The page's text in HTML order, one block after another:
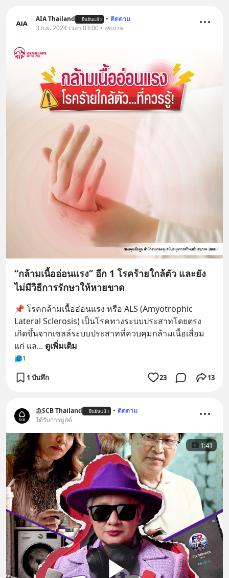
AIA Thailand ยืนยันแล้ว • ติดตาม
3 ก.ย. 2024 เวลา 03:00 • สุขภาพ
“กล้ามเนื้ออ่อนแรง” อีก 1 โรคร้ายใกล้ตัว และยัง
ไม่มีวิธีการรักษาให้หายขาด
📌 โรคกล้ามเนื้ออ่อนแรง หรือ ALS (Amyotrophic
Lateral Sclerosis) เป็นโรคทางระบบประสาทโดยตรง
เกิดขึ้นจากเซลล์ระบบประสาทที่ควบคุมกล้ามเนื้อเสื่อม
แก่ แล... ดูเพิ่มเติม
1
1 บันทึก 23 13
SCB Thailand ยืนยันแล้ว • ติดตาม
ได้รับการบูสต์
1:41